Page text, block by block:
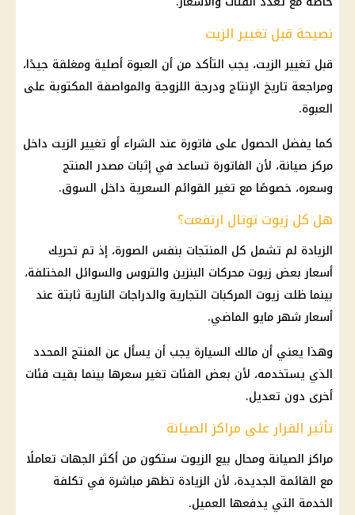
نصيحة قبل تغيير الزيت
قبل تغيير الزيت، يجب التأكد من أن العبوة أصلية ومغلقة جيدًا،
ومراجعة تاريخ الإنتاج ودرجة اللزوجة والمواصفة المكتوبة على
العبوة.
كما يفضل الحصول على فاتورة عند الشراء أو تغيير الزيت داخل
مركز صيانة، لأن الفاتورة تساعد في إثبات مصدر المنتج
وسعره، خصوصًا مع تغير القوائم السعرية داخل السوق.
هل كل زيوت توتال ارتفعت؟
الزيادة لم تشمل كل المنتجات بنفس الصورة، إذ تم تحريك
أسعاربعض زيوت محركات البنزين والتروس والسوائل المختلفة،
بينما ظلت زيوت المركبات التجارية والدراجات النارية ثابتة عند
أسعارشهر مايو الماضي.
وهذا يعني أن مالك السيارة يجب أن يسأل عن المنتج المحدد
الذي يستخدمه، لأن بعض الفئات تغير سعرها بينما بقيت فئات
أخرى دون تعديل.
تأثير القرار على مراكز الصيانة
مراكز الصيانة ومحال بيع الزيوت ستكون من أكثر الجهات تعاملًا
مع القائمة الجديدة، لأن الزيادة تظهر مباشرة في تكلفة
الخدمة التي يدفعها العميل.